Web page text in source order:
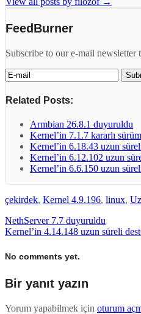
FeedBurner
Subscribe to our e-mail newsletter
Related Posts:
Armbian 26.8.1 duyuruldu
Kernel’in 7.1.7 kararlı
Kernel’in 6.18.43 uzun
Kernel’in 6.12.102 uzun
Kernel’in 6.6.150 uzun
çekirdek, Kernel 4.9.196, linux,
NethServer 7.7 duyuruldu
Kernel’in 4.14.148 uzun süreli
No comments yet.
Bir yanıt yazın
Yorum yapabilmek için oturum